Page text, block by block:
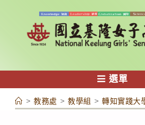
容
選單
> 教務處 > 教學組 > 轉知實踐大